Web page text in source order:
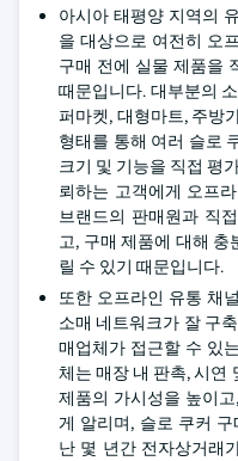
아시아 태평양 지역의
을 대상으로 여전히 오
구매 전에 실물 제품을
때문입니다. 대부분의
퍼마켓, 대형마트, 주방
형태를 통해 여러 슬로
크기 및 기능을 직접 평
뢰하는 고객에게 오프
브랜드의 판매원과 직
고, 구매 제품에 대해 충
릴 수 있기 때문입니다.
또한 오프라인 유통 채
소매 네트워크가 잘 구
매업체가 접근할 수 있
체는 매장 내 판촉, 시연
제품의 가시성을 높이
게 알리며, 슬로 쿠커
난 몇 년간 전자상거래